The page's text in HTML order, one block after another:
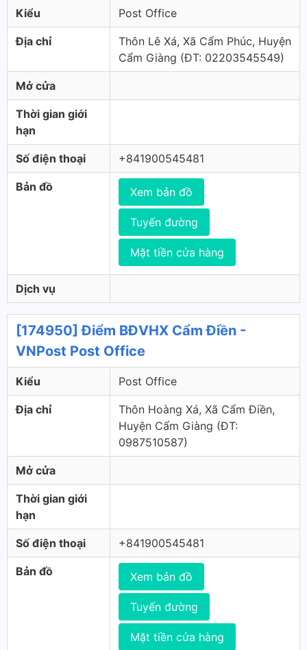
Kiểu Post Office
Địa chỉ
Thôn Lê Xá, Xã Cẩm Phúc, Huyện
Cẩm Giàng (ÐT: 02203545549)
Mở cửa
Thời gian giới
hạn
Số điện thoại +841900545481
Bản đồ Xem bản đồ
Tuyến đường
Mặt tiền cửa hàng
Dịch vụ
[174950] Điểm BĐVHX Cẩm Điền -
VNPost Post Office
Kiểu Post Office
Địa chỉ
Thôn Hoàng Xá, Xã Cẩm Điền,
Huyện Cẩm Giàng (ÐT:
0987510587)
Mở cửa
Thời gian giới
hạn
Số điện thoại +841900545481
Bản đồ Xem bản đồ
Tuyến đường
Mặt tiền cửa hàng